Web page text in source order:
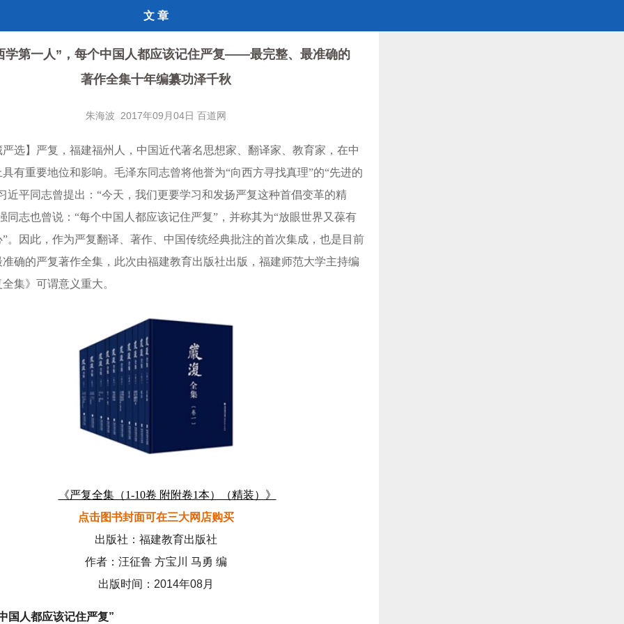
文 章
学第一人”，每个中国人都应该记住严复——最完整、最准确的
著作全集十年编纂功泽千秋
朱海波 2017年09月04日 百道网
严选】严复，福建福州人，中国近代著名思想家、翻译家、教育家，在中
有重要地位和影响。毛泽东同志曾将他誉为“向西方寻找真理”的“先进的
近平同志曾提出：“今天，我们更要学习和发扬严复这种首倡变革的精
同志也曾说：“每个中国人都应该记住严复”，并称其为“放眼世界又葆有
。因此，作为严复翻译、著作、中国传统经典批注的首次集成，也是目前
确的严复著作全集，此次由福建教育出版社出版，福建师范大学主持编
集》可谓意义重大。
《严复全集（1-10卷 附附卷1本）（精装）》
点击图书封面可在三大网店购买
出版社：福建教育出版社
作者：汪征鲁 方宝川 马勇 编
出版时间：2014年08月
国人都应该记住严复”